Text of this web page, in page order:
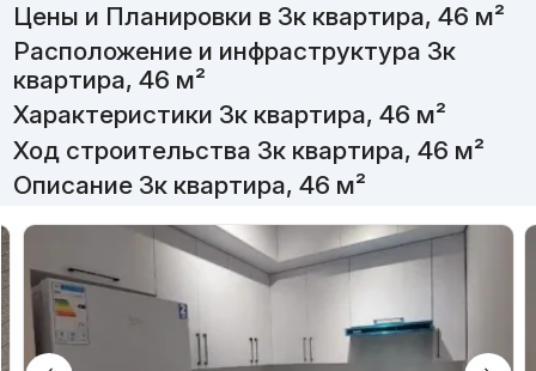
Цены и Планировки в 3к квартира, 46 м²
Расположение и инфраструктура 3к
квартира, 46 м²
Характеристики 3к квартира, 46 м²
Ход строительства 3к квартира, 46 м²
Описание 3к квартира, 46 м²